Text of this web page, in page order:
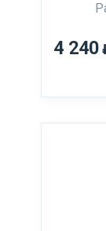
4 240